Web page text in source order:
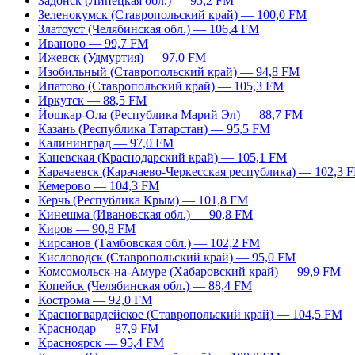
Зеленокумск (Ставропольский край) — 100,0 FM
Златоуст (Челябинская обл.) — 106,4 FM
Иваново — 99,7 FM
Ижевск (Удмуртия) — 97,0 FM
Изобильный (Ставропольский край) — 94,8 FM
Ипатово (Ставропольский край) — 105,3 FM
Иркутск — 88,5 FM
Йошкар-Ола (Республика Марий Эл) — 88,7 FM
Казань (Республика Татарстан) — 95,5 FM
Калининград — 97,0 FM
Каневская (Краснодарский край) — 105,1 FM
Карачаевск (Карачаево-Черкесская республика) — 102,3
Кемерово — 104,3 FM
Керчь (Республика Крым) — 101,8 FM
Кинешма (Ивановская обл.) — 90,8 FM
Киров — 90,8 FM
Кирсанов (Тамбовская обл.) — 102,2 FM
Кисловодск (Ставропольский край) — 95,0 FM
Комсомольск-на-Амуре (Хабаровский край) — 99,9 FM
Копейск (Челябинская обл.) — 88,4 FM
Кострома — 92,0 FM
Красногвардейское (Ставропольский край) — 104,5 FM
Краснодар — 87,9 FM
Красноярск — 95,4 FM